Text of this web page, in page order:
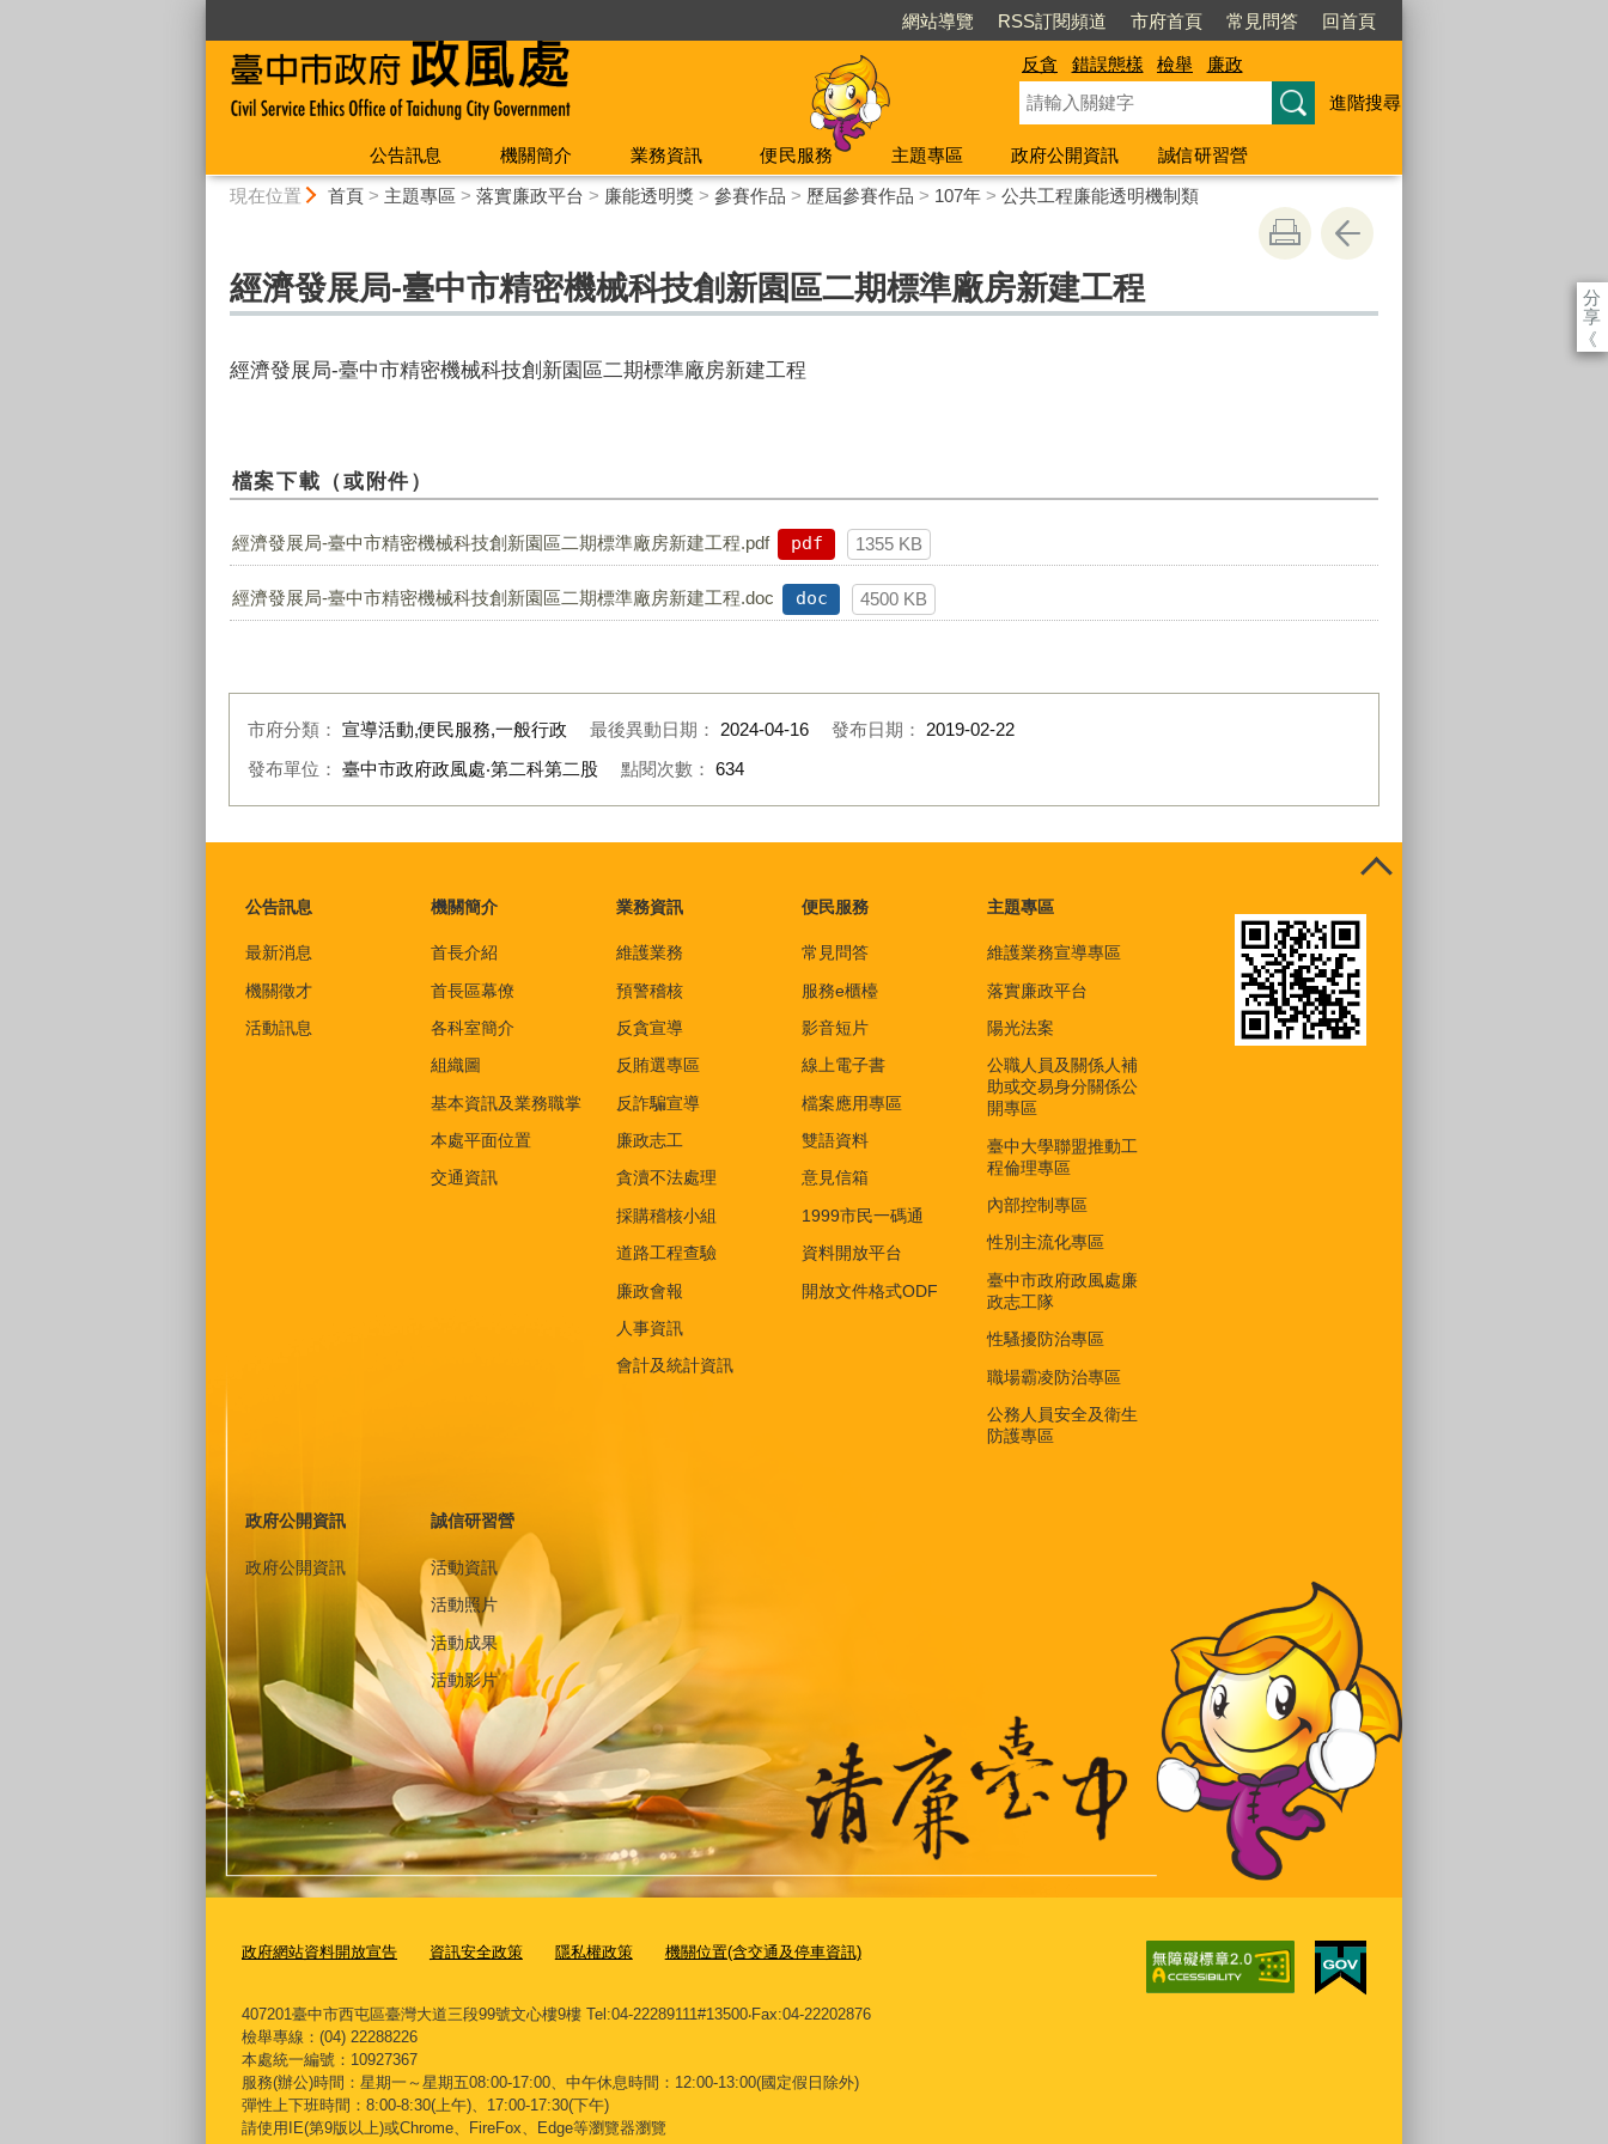
網站導覽 RSS訂閱頻道 市府首頁 常見問答 回首頁
反貪 錯誤態樣 檢舉
廉政
進階搜尋
公告訊息 機關簡介 業務資訊 便民服務 主題專區 政府公開資訊
誠信研習營
現在位置 首頁> 主題專區 > 落實廉政平台 > 廉能透明獎 > 參賽作品 > 歷屆參賽作品 > 107年> 公共工程廉能透明機制類
分
享
《
經濟發展局-臺中市精密機械科技創新園區二期標準廠房新建工程
經濟發展局-臺中市精密機械科技創新園區二期標準廠房新建工程
檔案下載（或附件）
經濟發展局-臺中市精密機械科技創新園區二期標準廠房新建工程.pdf pdf 1355 KB
經濟發展局-臺中市精密機械科技創新園區二期標準廠房新建工程.doc doc 4500 KB
市府分類： 宣導活動,便民服務,一般行政 最後異動日期： 2024-04-16 發布日期： 2019-02-22
發布單位： 臺中市政府政風處‧第二科第二股 點閱次數： 634
公告訊息
最新消息
機關徵才
活動訊息
機關簡介
首長介紹
首長區幕僚
各科室簡介
組織圖
基本資訊及業務職掌
本處平面位置
交通資訊
業務資訊
維護業務
預警稽核
反貪宣導
反賄選專區
反詐騙宣導
廉政志工
貪瀆不法處理
採購稽核小組
道路工程查驗
廉政會報
人事資訊
會計及統計資訊
便民服務
常見問答
服務e櫃檯
影音短片
線上電子書
檔案應用專區
雙語資料
意見信箱
1999市民一碼通
資料開放平台
開放文件格式ODF
主題專區
維護業務宣導專區
落實廉政平台
陽光法案
公職人員及關係人補
助或交易身分關係公
開專區
臺中大學聯盟推動工
程倫理專區
內部控制專區
性別主流化專區
臺中市政府政風處廉
政志工隊
性騷擾防治專區
職場霸凌防治專區
公務人員安全及衛生
防護專區
政府公開資訊
政府公開資訊
誠信研習營
活動資訊
活動照片
活動成果
活動影片
政府網站資料開放宣告 資訊安全政策 隱私權政策 機關位置(含交通及停車資訊)
407201臺中市西屯區臺灣大道三段99號文心樓9樓 Tel:04-22289111#13500‧Fax:04-22202876
檢舉專線：(04) 22288226
本處統一編號：10927367
服務(辦公)時間：星期一～星期五08:00-17:00、中午休息時間：12:00-13:00(國定假日除外)
彈性上下班時間：8:00-8:30(上午)、17:00-17:30(下午)
請使用IE(第9版以上)或Chrome、FireFox、Edge等瀏覽器瀏覽